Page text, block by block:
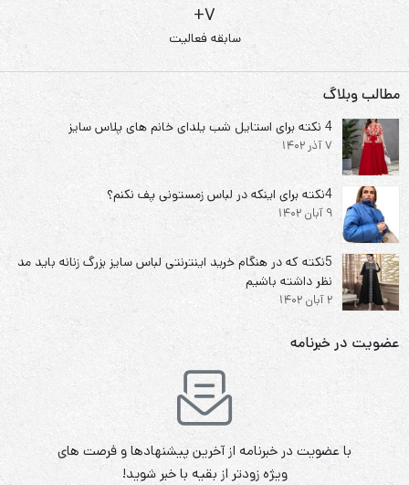
7+
سابقه فعالیت
مطالب وبلاگ
4 نکته برای استایل شب یلدای خانم های پلاس سایز
7 آذر 1402
4نکته برای اینکه در لباس زمستونی پف نکنم؟
9 آبان 1402
5نکته که در هنگام خرید اینترنتی لباس سایز بزرگ زنانه باید مد
نظر داشته باشیم
2 آبان 1402
عضویت در خبرنامه
با عضویت در خبرنامه از آخرین پیشنهادها و فرصت های
ویژه زودتر از بقیه با خبر شوید!